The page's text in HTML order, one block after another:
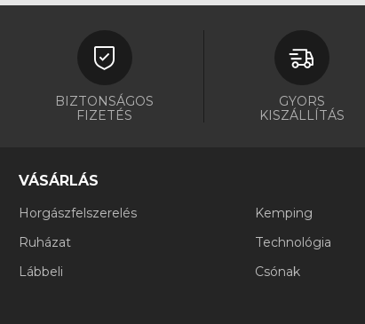
BIZTONSÁGOS
FIZETÉS
GYORS
KISZÁLLÍTÁS
VÁSÁRLÁS
Horgászfelszerelés
Ruházat
Lábbeli
Kemping
Technológia
Csónak